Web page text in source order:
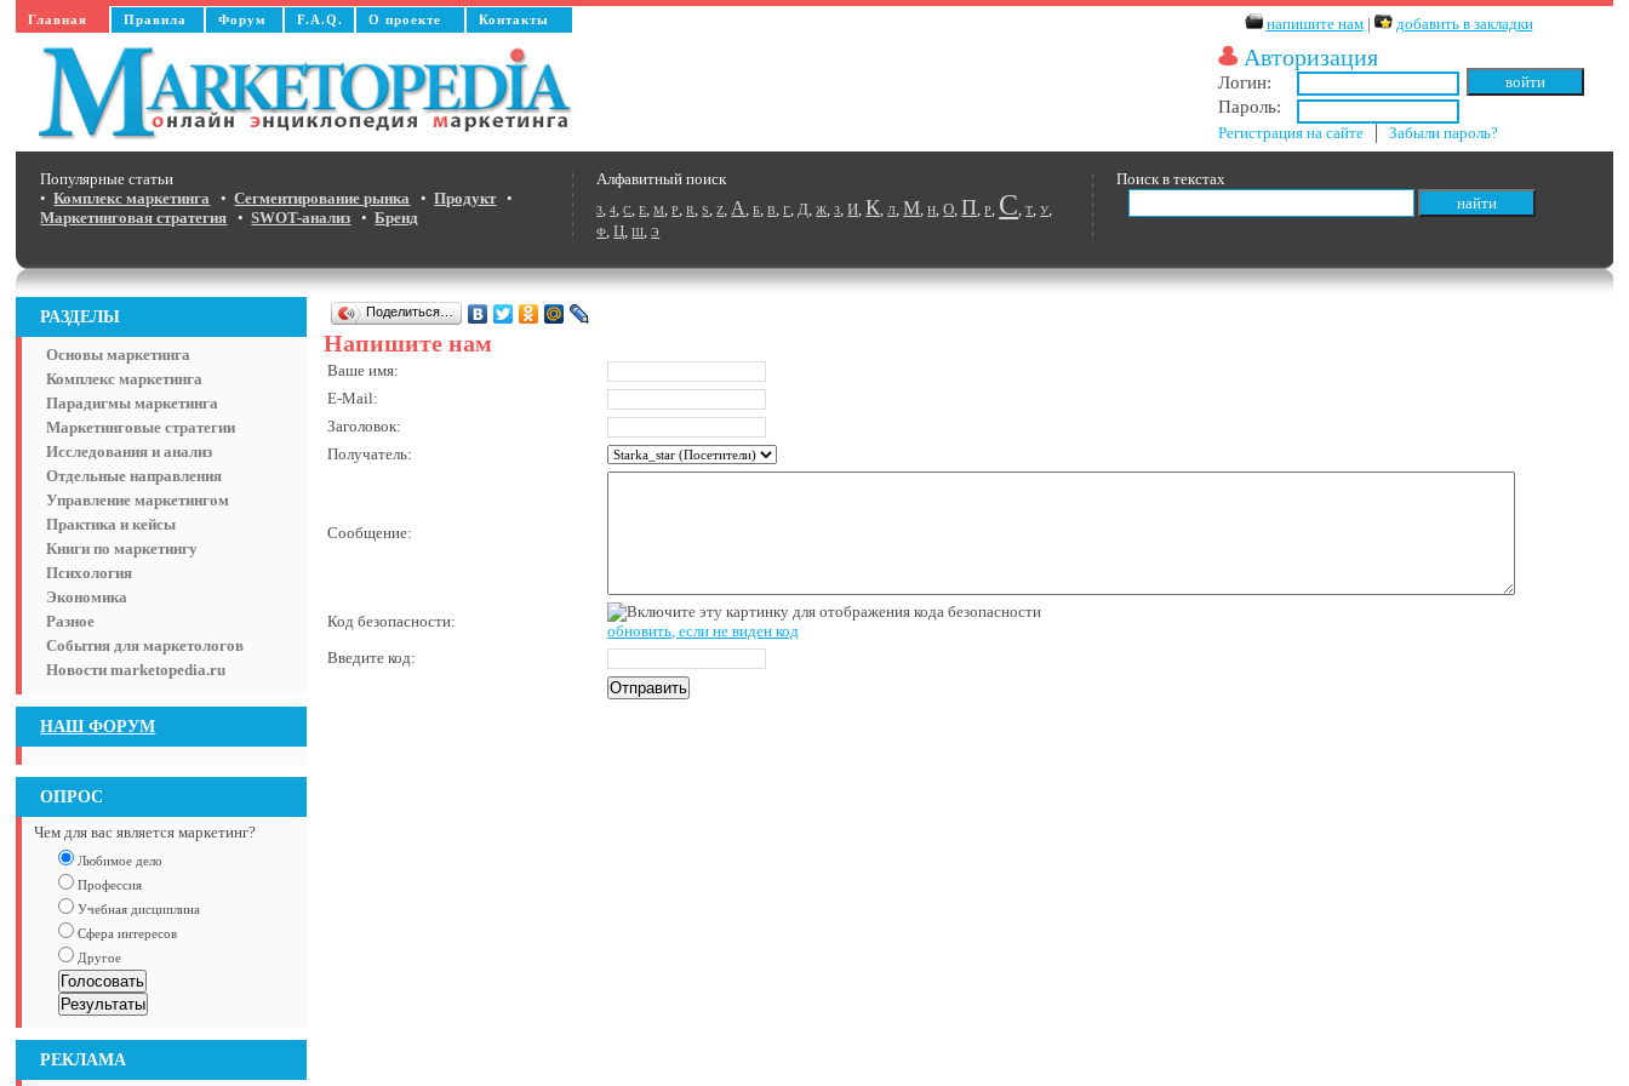
Главная Правила Форум F.A.Q. О проекте Контакты напишите нам| добавить в закладки
Авторизация
Логин:
Пароль:
Регистрация на сайте │Забыли пароль?
Поиск в текстах
Алфавитный поиск
3,4,C,E,M,P,R,S,Z,А,Б,В,Г,Д,Ж,З,И,К,Л,М,Н,О,П,Р, С,Т,У,
Ф,Ц,Ш,Э
Популярные статьи
•Комплекс маркетинга •Сегментирование рынка •Продукт•
Маркетинговая стратегия •SWOT-анализ •Бренд
РАЗДЕЛЫ
Основы маркетинга
Комплекс маркетинга
Парадигмы маркетинга
Маркетинговые стратегии
Исследования и анализ
Отдельные направления
Управление маркетингом
Практика и кейсы
Книги по маркетингу
Психология
Экономика
Разное
События для маркетологов
Новости marketopedia.ru
НАШ ФОРУМ
ОПРОС
Чем для вас является маркетинг?
Любимое дело
Профессия
Учебная дисциплина
Сфера интересов
Другое
РЕКЛАМА
Поделиться…
Напишите нам
Ваше имя:
E-Mail:
Заголовок:
Получатель:
Сообщение:
Код безопасности:
обновить, если не виден код
Введите код: